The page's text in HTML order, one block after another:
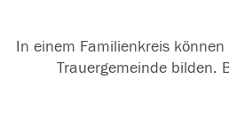
In einem Familienkreis
Trauergemeinde bilden.